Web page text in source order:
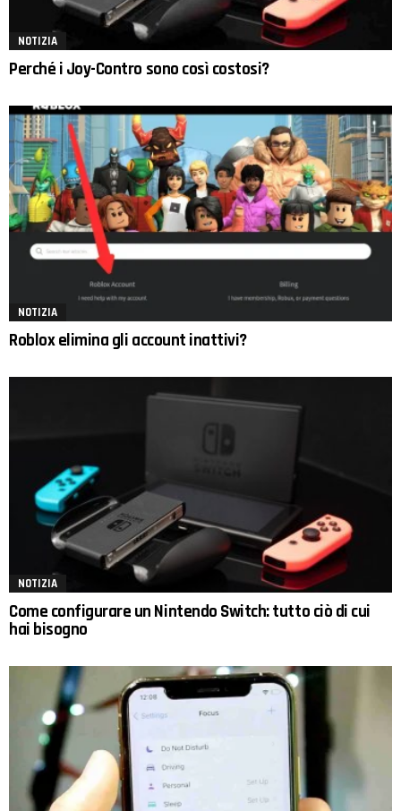
NOTIZIA
Perché i Joy-Contro sono così costosi?
NOTIZIA
Roblox elimina gli account inattivi?
NOTIZIA
Come configurare un Nintendo Switch: tutto ciò di cui
hai bisogno